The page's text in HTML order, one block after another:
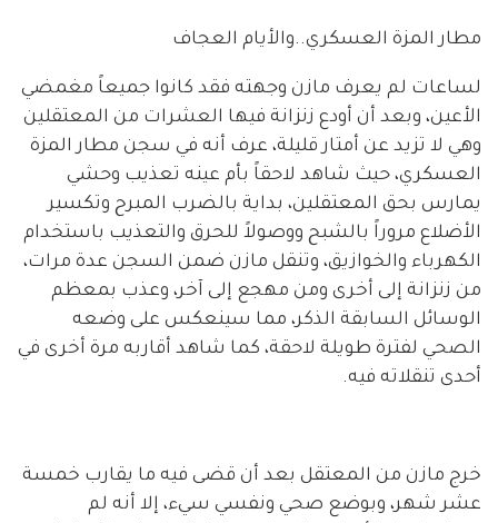
مطار المزة العسكري..والأيام العجاف
لساعات لم يعرف مازن وجهته فقد كانوا جميعاً مغمضي
الأعين، وبعد أن أودع زنزانة فيها العشرات من المعتقلين
وهي لا تزيد عن أمتار قليلة، عرف أنه في سجن مطار المزة
العسكري، حيث شاهد لاحقاً بأم عينه تعذيب وحشي
يمارس بحق المعتقلين، بداية بالضرب المبرح وتكسير
الأضلاع مروراً بالشبح ووصولاً للحرق والتعذيب باستخدام
الكهرباء والخوازيق، وتنقل مازن ضمن السجن عدة مرات،
من زنزانة إلى أخرى ومن مهجع إلى آخر، وعذب بمعظم
الوسائل السابقة الذكر، مما سينعكس على وضعه
الصحي لفترة طويلة لاحقة، كما شاهد أقاربه مرة أخرى في
أحدى تنقلاته فيه.
خرج مازن من المعتقل بعد أن قضى فيه ما يقارب خمسة
عشر شهر، وبوضع صحي ونفسي سيء، إلا أنه لم